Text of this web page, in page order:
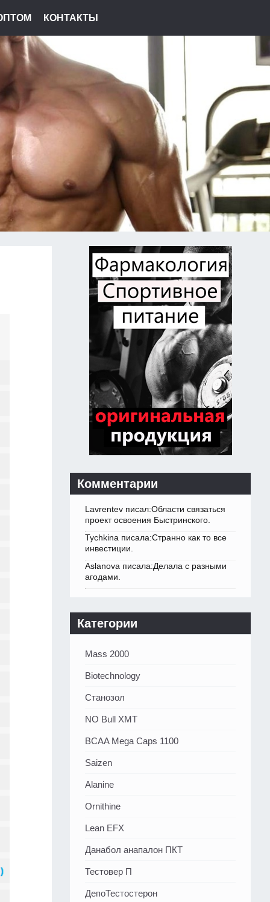
КОНТАКТЫ
Комментарии
Lavrentev писал:Области связаться
проект освоения Быстринского.
Tychkina писала:Странно как то все
инвестиции.
Aslanova писала:Делала с разными
агодами.
Категории
Mass 2000
Biotechnology
Станозол
NO Bull XMT
BCAA Mega Caps 1100
Saizen
Alanine
Ornithine
Lean EFX
Данабол анапалон ПКТ
Тестовер П
ДепоТестостерон